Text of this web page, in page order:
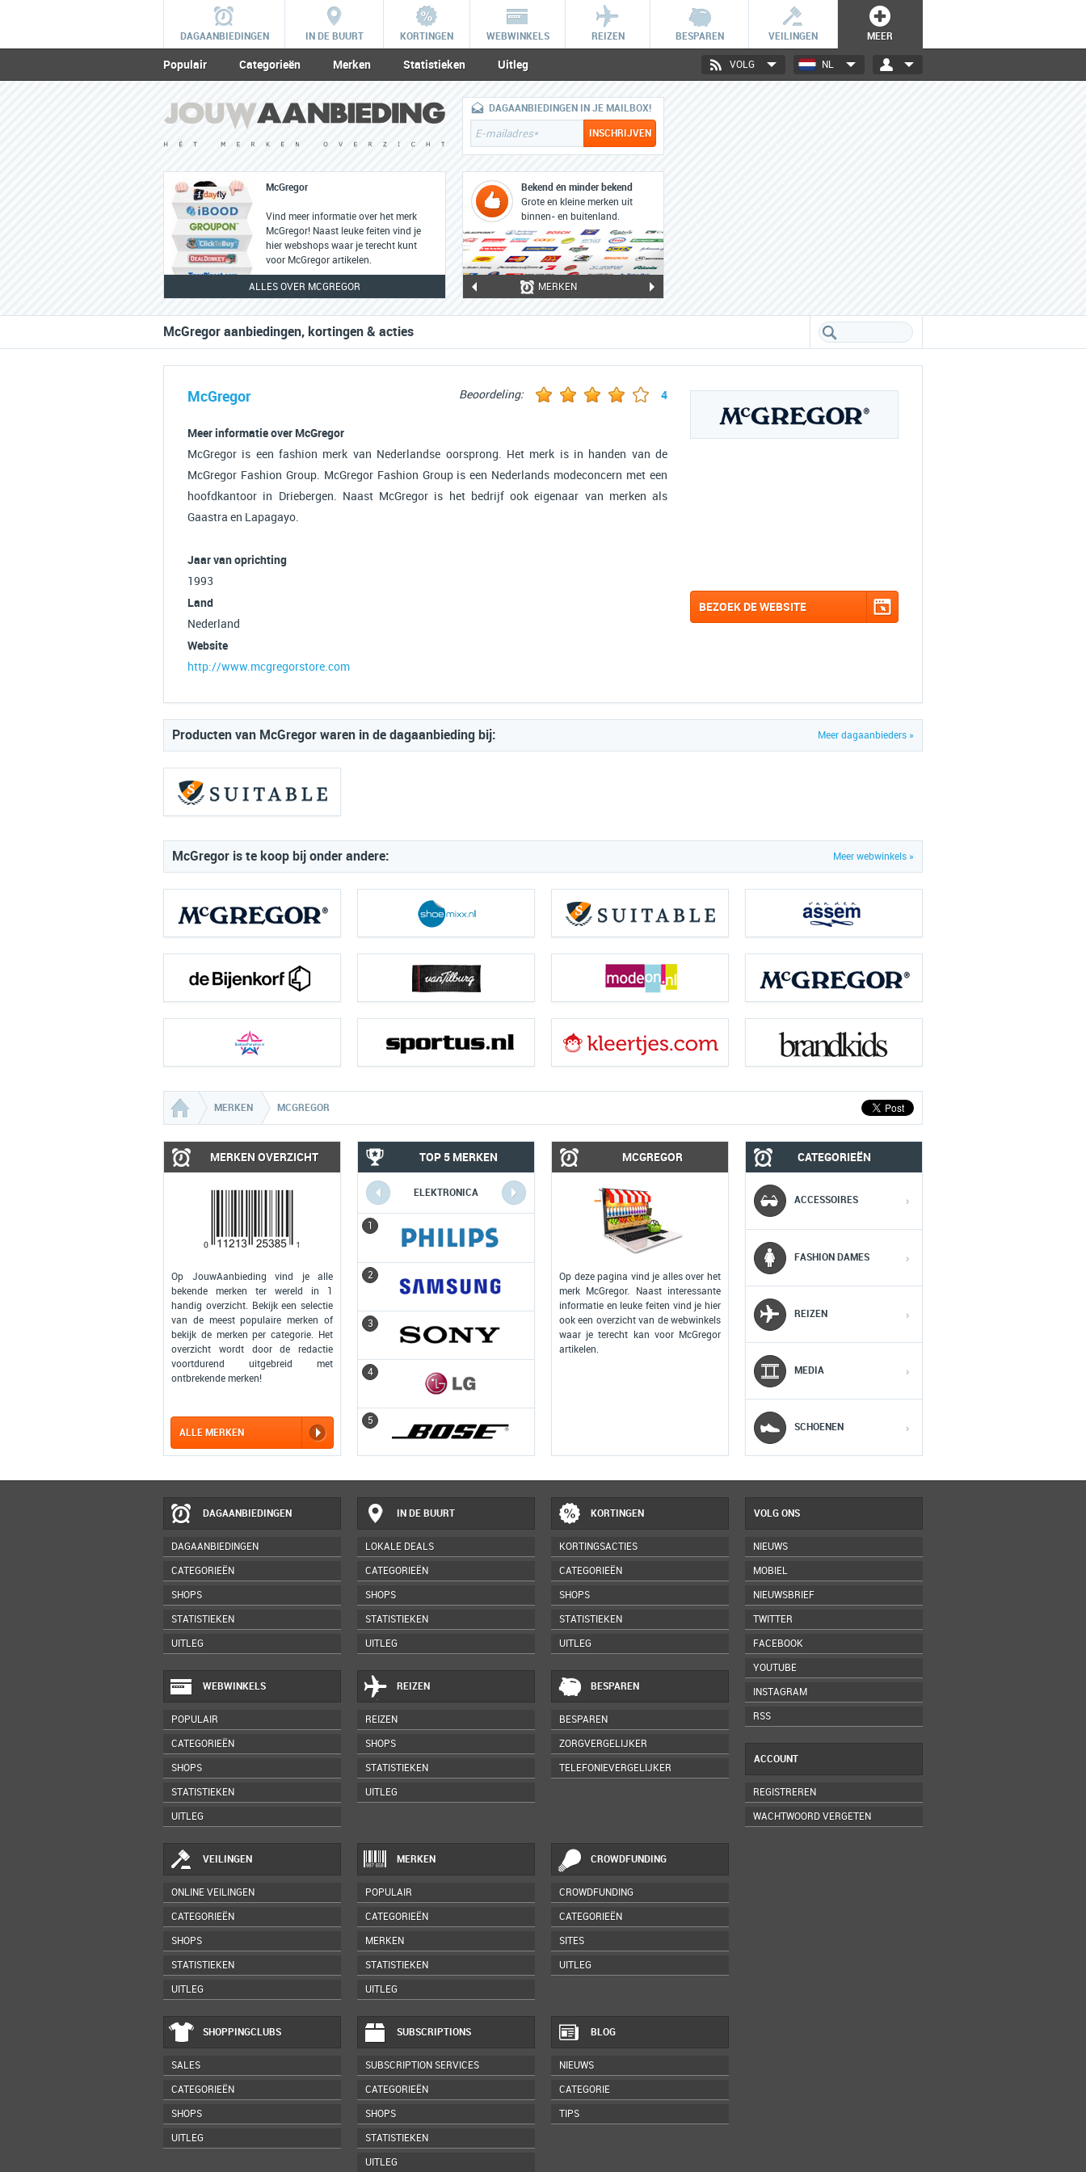
DAGAANBIEDINGEN IN DE BUURT KORTINGEN WEBWINKELS REIZEN BESPAREN VEILINGEN MEER
Populair Categorieën Merken Statistieken Uitleg NL
VOLG
McGregor
Vind meer informatie over het merk
McGregor! Naast leuke feiten vind je
hier webshops waar je terecht kunt
voor McGregor artikelen.
ALLES OVER MCGREGOR
DAGAANBIEDINGEN IN JE MAILBOX!
Bekend én minder bekend
Grote en kleine merken uit
binnen- en buitenland.
MERKEN
McGregor aanbiedingen, kortingen & acties
McGregor Beoordeling: 4
Meer informatie over McGregor
McGregor is een fashion merk van Nederlandse oorsprong. Het merk is in handen van de
McGregor Fashion Group. McGregor Fashion Group is een Nederlands modeconcern met een
hoofdkantoor in Driebergen. Naast McGregor is het bedrijf ook eigenaar van merken als
Gaastra en Lapagayo.
Jaar van oprichting
1993
Land
Nederland
Website
http://www.mcgregorstore.com
BEZOEK DE WEBSITE
Meer dagaanbieders »
Producten van McGregor waren in de dagaanbieding bij:
Meer webwinkels »
McGregor is te koop bij onder andere:
MERKEN MCGREGOR
MERKEN OVERZICHT
Op JouwAanbieding vind je alle
bekende merken ter wereld in 1
handig overzicht. Bekijk een selectie
van de meest populaire merken of
bekijk de merken per categorie. Het
overzicht wordt door de redactie
voortdurend uitgebreid met
ontbrekende merken!
ALLE MERKEN
TOP 5 MERKEN
ELEKTRONICA
1
2
3
4
5
COMPUTERS MOBIEL
2
3
MCGREGOR
Op deze pagina vind je alles over het
merk McGregor. Naast interessante
informatie en leuke feiten vind je hier
ook een overzicht van de webwinkels
waar je terecht kan voor McGregor
artikelen.
CATEGORIEËN
ACCESSOIRES ›
FASHION DAMES ›
REIZEN ›
MEDIA ›
SCHOENEN ›
DAGAANBIEDINGEN
DAGAANBIEDINGEN
CATEGORIEËN
SHOPS
STATISTIEKEN
UITLEG
IN DE BUURT
LOKALE DEALS
CATEGORIEËN
SHOPS
STATISTIEKEN
UITLEG
KORTINGEN
KORTINGSACTIES
CATEGORIEËN
SHOPS
STATISTIEKEN
UITLEG
WEBWINKELS
POPULAIR
CATEGORIEËN
SHOPS
STATISTIEKEN
UITLEG
REIZEN
REIZEN
SHOPS
STATISTIEKEN
UITLEG
BESPAREN
BESPAREN
ZORGVERGELIJKER
TELEFONIEVERGELIJKER
VEILINGEN
ONLINE VEILINGEN
CATEGORIEËN
SHOPS
STATISTIEKEN
UITLEG
MERKEN
POPULAIR
CATEGORIEËN
MERKEN
STATISTIEKEN
UITLEG
CROWDFUNDING
CROWDFUNDING
CATEGORIEËN
SITES
UITLEG
SHOPPINGCLUBS
SALES
CATEGORIEËN
SHOPS
UITLEG
SUBSCRIPTIONS
SUBSCRIPTION SERVICES
CATEGORIEËN
SHOPS
STATISTIEKEN
UITLEG
BLOG
NIEUWS
CATEGORIE
TIPS
VOLG ONS
NIEUWS
MOBIEL
NIEUWSBRIEF
TWITTER
FACEBOOK
YOUTUBE
INSTAGRAM
RSS
ACCOUNT
REGISTREREN
WACHTWOORD VERGETEN